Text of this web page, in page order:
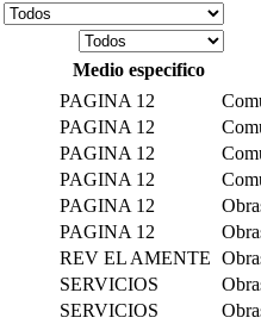
Medio especifico
PAGINA 12
PAGINA 12
PAGINA 12
PAGINA 12
PAGINA 12
PAGINA 12
REV EL AMENTE
SERVICIOS
SERVICIOS